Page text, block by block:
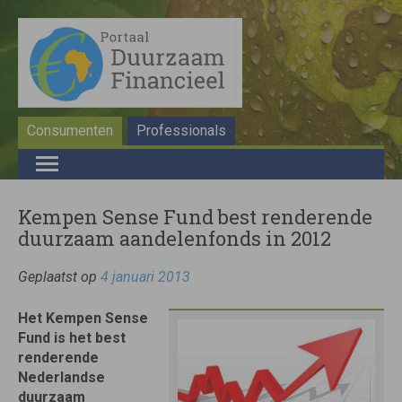
Consumenten Professionals
Kempen Sense Fund best renderende
duurzaam aandelenfonds in 2012
Geplaatst op 4 januari 2013
Het Kempen Sense
Fund is het best
renderende
Nederlandse
duurzaam